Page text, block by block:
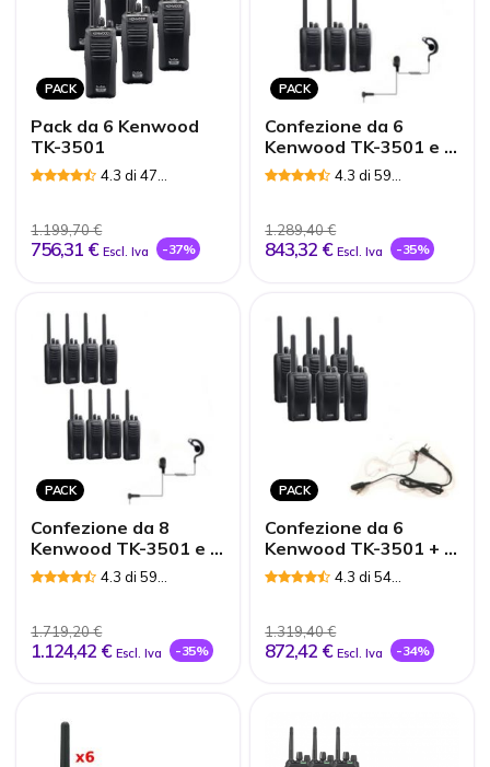
PACK
Pack da 6 Kenwood
TK-3501
4.3 di 47
1.199,70 €
756,31 € Escl. Iva -37%
PACK
Confezione da 6
Kenwood TK-3501 e 6
auricolari PTT
4.3 di 59
1.289,40 €
843,32 € Escl. Iva -35%
PACK
Confezione da 8
Kenwood TK-3501 e 8
auricolari PTT
4.3 di 59
1.719,20 €
1.124,42 € Escl. Iva -35%
PACK
Confezione da 6
Kenwood TK-3501 + 6
auricolari PTT
bodyguard
4.3 di 54
1.319,40 €
872,42 € Escl. Iva -34%